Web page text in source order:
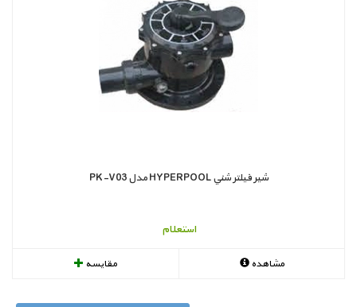
شير فيلتر شني HYPERPOOL مدل PK-V03
استعلام
مقایسه مشاهده